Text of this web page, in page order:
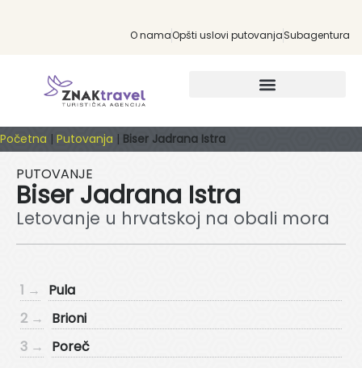
O namaOpšti uslovi putovanjaSubagentura
Početna | Putovanja | Biser Jadrana Istra
PUTOVANJE
Biser Jadrana Istra
Letovanje u hrvatskoj na obali mora
1 →
Pula
2 →
Brioni
3 →
Poreč